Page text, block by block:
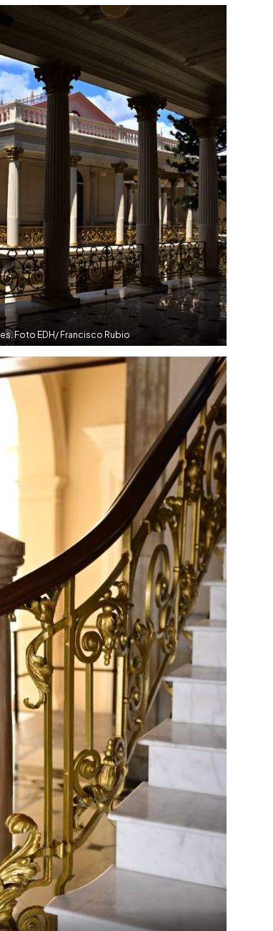
Foto EDH/ Francisco Rubio